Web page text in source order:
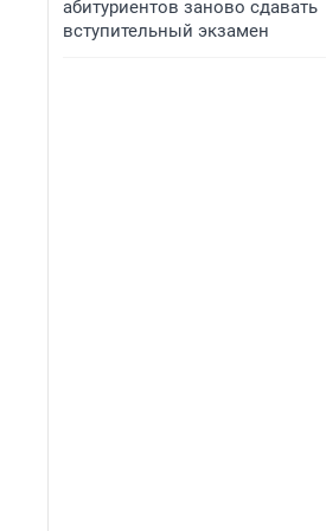
абитуриентов заново сдавать
вступительный экзамен